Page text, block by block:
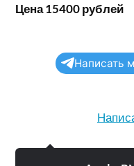
Цена 15400 рублей
Написать